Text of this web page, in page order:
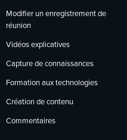
Modifier un enregistrement de
réunion
Vidéos explicatives
Capture de connaissances
Formation aux technologies
Création de contenu
Commentaires